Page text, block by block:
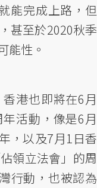
能完成上路，但
甚至於2020秋季
能性。
港也即將在6月
活動，像是6月
，以及7月1日香
領立法會」的周
行動，也被認為